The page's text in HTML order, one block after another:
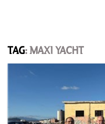
TAG: MAXI YACHT